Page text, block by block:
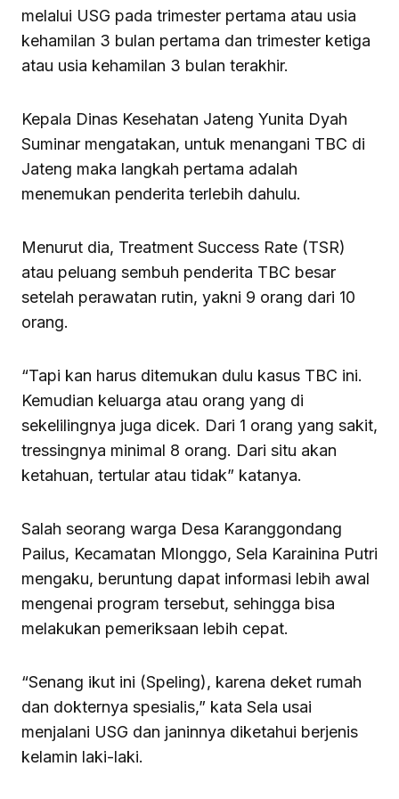
melalui USG pada trimester pertama atau usia
kehamilan 3 bulan pertama dan trimester ketiga
atau usia kehamilan 3 bulan terakhir.
Kepala Dinas Kesehatan Jateng Yunita Dyah
Suminar mengatakan, untuk menangani TBC di
Jateng maka langkah pertama adalah
menemukan penderita terlebih dahulu.
Menurut dia, Treatment Success Rate (TSR)
atau peluang sembuh penderita TBC besar
setelah perawatan rutin, yakni 9 orang dari 10
orang.
“Tapi kan harus ditemukan dulu kasus TBC ini.
Kemudian keluarga atau orang yang di
sekelilingnya juga dicek. Dari 1 orang yang sakit,
tressingnya minimal 8 orang. Dari situ akan
ketahuan, tertular atau tidak” katanya.
Salah seorang warga Desa Karanggondang
Pailus, Kecamatan Mlonggo, Sela Karainina Putri
mengaku, beruntung dapat informasi lebih awal
mengenai program tersebut, sehingga bisa
melakukan pemeriksaan lebih cepat.
“Senang ikut ini (Speling), karena deket rumah
dan dokternya spesialis,” kata Sela usai
menjalani USG dan janinnya diketahui berjenis
kelamin laki-laki.